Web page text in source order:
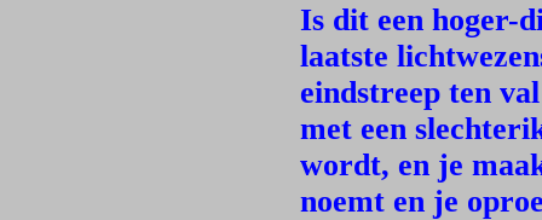
Is dit een hoger-
laatste
eindstreep ten
met een
wordt, en je
noemt en je